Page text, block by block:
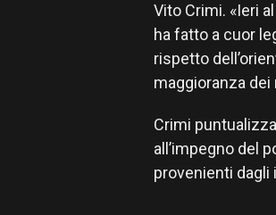
Vito Crimi. «Ieri
ha fatto a cuor
rispetto
maggioranza
Crimi
all’impegno del
provenienti dagli